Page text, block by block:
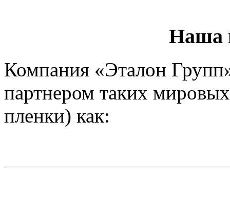
Наша
Компания «Эталон
партнером таких
пленки) как: